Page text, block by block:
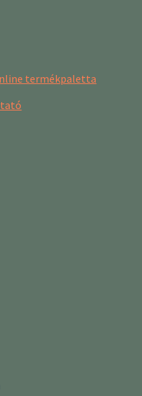
termékpaletta